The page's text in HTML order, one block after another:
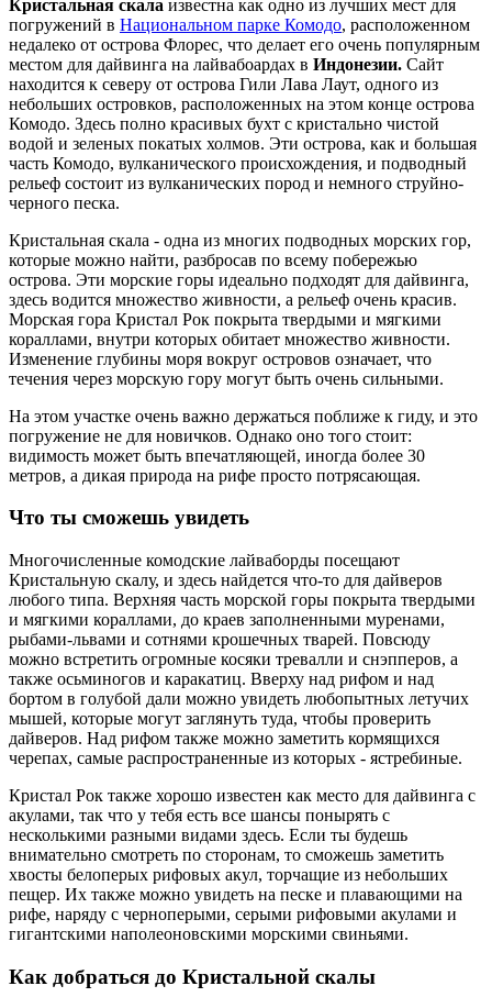
Кристальная скала известна как одно из лучших мест для
погружений в Национальном парке Комодо, расположенном
недалеко от острова Флорес, что делает его очень популярным
местом для дайвинга на лайвабоардах в Индонезии. Сайт
находится к северу от острова Гили Лава Лаут, одного из
небольших островков, расположенных на этом конце острова
Комодо. Здесь полно красивых бухт с кристально чистой
водой и зеленых покатых холмов. Эти острова, как и большая
часть Комодо, вулканического происхождения, и подводный
рельеф состоит из вулканических пород и немного струйно-
черного песка.
Кристальная скала - одна из многих подводных морских гор,
которые можно найти, разбросав по всему побережью
острова. Эти морские горы идеально подходят для дайвинга,
здесь водится множество живности, а рельеф очень красив.
Морская гора Кристал Рок покрыта твердыми и мягкими
кораллами, внутри которых обитает множество живности.
Изменение глубины моря вокруг островов означает, что
течения через морскую гору могут быть очень сильными.
На этом участке очень важно держаться поближе к гиду, и это
погружение не для новичков. Однако оно того стоит:
видимость может быть впечатляющей, иногда более 30
метров, а дикая природа на рифе просто потрясающая.
Что ты сможешь увидеть
Многочисленные комодские лайваборды посещают
Кристальную скалу, и здесь найдется что-то для дайверов
любого типа. Верхняя часть морской горы покрыта твердыми
и мягкими кораллами, до краев заполненными муренами,
рыбами-львами и сотнями крошечных тварей. Повсюду
можно встретить огромные косяки тревалли и снэпперов, а
также осьминогов и каракатиц. Вверху над рифом и над
бортом в голубой дали можно увидеть любопытных летучих
мышей, которые могут заглянуть туда, чтобы проверить
дайверов. Над рифом также можно заметить кормящихся
черепах, самые распространенные из которых - ястребиные.
Кристал Рок также хорошо известен как место для дайвинга с
акулами, так что у тебя есть все шансы понырять с
несколькими разными видами здесь. Если ты будешь
внимательно смотреть по сторонам, то сможешь заметить
хвосты белоперых рифовых акул, торчащие из небольших
пещер. Их также можно увидеть на песке и плавающими на
рифе, наряду с черноперыми, серыми рифовыми акулами и
гигантскими наполеоновскими морскими свиньями.
Как добраться до Кристальной скалы